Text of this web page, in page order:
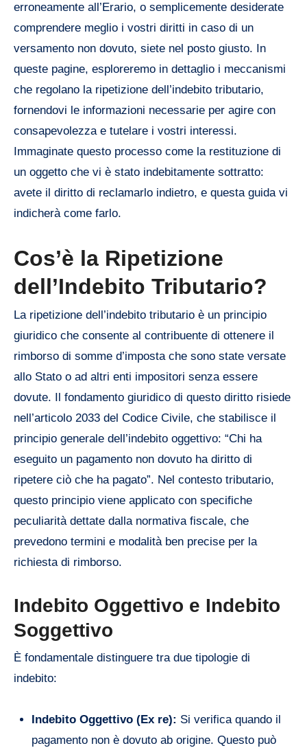
erroneamente all’Erario, o semplicemente desiderate
comprendere meglio i vostri diritti in caso di un
versamento non dovuto, siete nel posto giusto. In
queste pagine, esploreremo in dettaglio i meccanismi
che regolano la ripetizione dell’indebito tributario,
fornendovi le informazioni necessarie per agire con
consapevolezza e tutelare i vostri interessi.
Immaginate questo processo come la restituzione di
un oggetto che vi è stato indebitamente sottratto:
avete il diritto di reclamarlo indietro, e questa guida vi
indicherà come farlo.
Cos’è la Ripetizione
dell’Indebito Tributario?
La ripetizione dell’indebito tributario è un principio
giuridico che consente al contribuente di ottenere il
rimborso di somme d’imposta che sono state versate
allo Stato o ad altri enti impositori senza essere
dovute. Il fondamento giuridico di questo diritto risiede
nell’articolo 2033 del Codice Civile, che stabilisce il
principio generale dell’indebito oggettivo: “Chi ha
eseguito un pagamento non dovuto ha diritto di
ripetere ciò che ha pagato”. Nel contesto tributario,
questo principio viene applicato con specifiche
peculiarità dettate dalla normativa fiscale, che
prevedono termini e modalità ben precise per la
richiesta di rimborso.
Indebito Oggettivo e Indebito
Soggettivo
È fondamentale distinguere tra due tipologie di
indebito:
Indebito Oggettivo (Ex re): Si verifica quando il
pagamento non è dovuto ab origine. Questo può